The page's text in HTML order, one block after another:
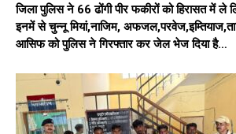
जिला पुलिस ने 66 ढोंगी पीर फकीरों को हिरासत में ले
इनमें से चुन्नू मियां,नाजिम,
आसिफ को पुलिस ने गिरफ्तार कर जेल भेज दिया है…